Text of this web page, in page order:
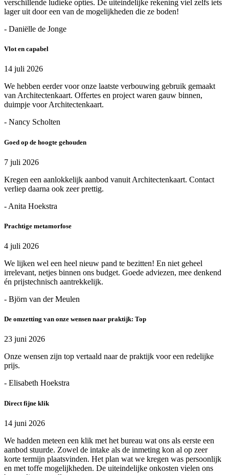
verschillende ludieke opties. De uiteindelijke rekening viel zelfs iets
lager uit door een van de mogelijkheden die ze boden!
- Daniëlle de Jonge
Vlot en capabel
14 juli 2026
We hebben eerder voor onze laatste verbouwing gebruik gemaakt
van Architectenkaart. Offertes en project waren gauw binnen,
duimpje voor Architectenkaart.
- Nancy Scholten
Goed op de hoogte gehouden
7 juli 2026
Kregen een aanlokkelijk aanbod vanuit Architectenkaart. Contact
verliep daarna ook zeer prettig.
- Anita Hoekstra
Prachtige metamorfose
4 juli 2026
We lijken wel een heel nieuw pand te bezitten! En niet geheel
irrelevant, netjes binnen ons budget. Goede adviezen, mee denkend
én prijstechnisch aantrekkelijk.
- Björn van der Meulen
De omzetting van onze wensen naar praktijk: Top
23 juni 2026
Onze wensen zijn top vertaald naar de praktijk voor een redelijke
prijs.
- Elisabeth Hoekstra
Direct fijne klik
14 juni 2026
We hadden meteen een klik met het bureau wat ons als eerste een
aanbod stuurde. Zowel de intake als de inmeting kon al op zeer
korte termijn plaatsvinden. Het plan wat we kregen was persoonlijk
en met toffe mogelijkheden. De uiteindelijke onkosten vielen ons